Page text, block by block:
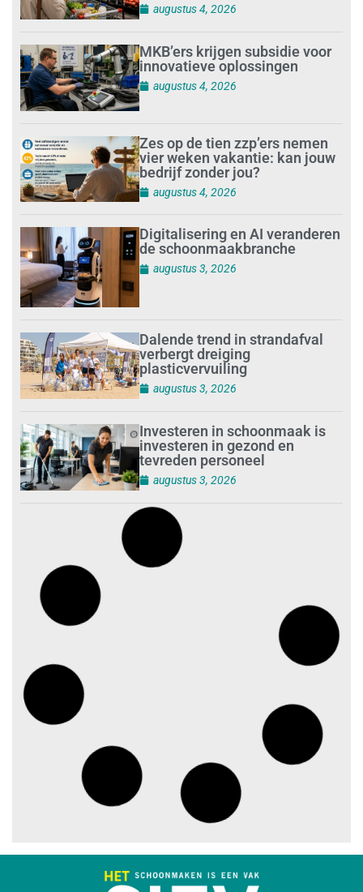
augustus 4, 2026
MKB’ers krijgen subsidie voor
innovatieve oplossingen
augustus 4, 2026
Zes op de tien zzp’ers nemen
vier weken vakantie: kan jouw
bedrijf zonder jou?
augustus 4, 2026
Digitalisering en AI veranderen
de schoonmaakbranche
augustus 3, 2026
Dalende trend in strandafval
verbergt dreiging
plasticvervuiling
augustus 3, 2026
Investeren in schoonmaak is
investeren in gezond en
tevreden personeel
augustus 3, 2026